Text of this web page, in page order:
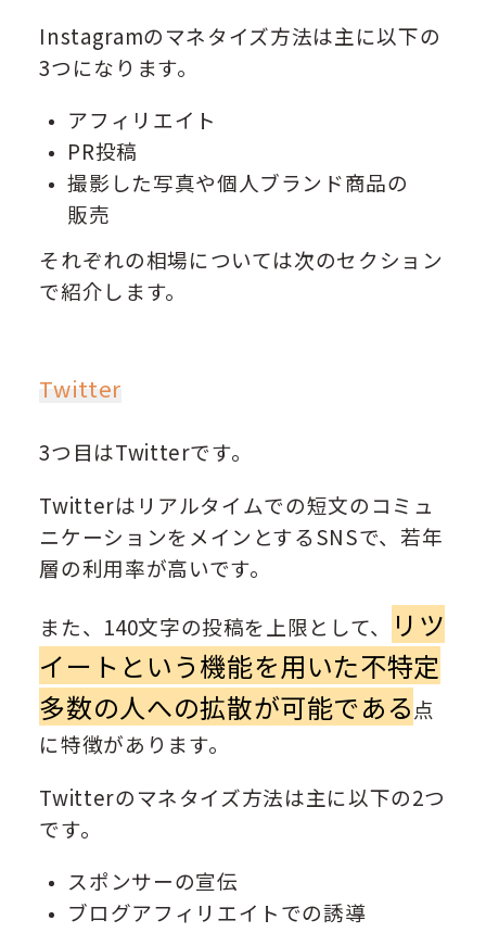
Instagramのマネタイズ方法は主に以下の
3つになります。
アフィリエイト
PR投稿
撮影した写真や個人ブランド商品の
販売
それぞれの相場については次のセクション
で紹介します。
Twitter
3つ目はTwitterです。
Twitterはリアルタイムでの短文のコミュ
ニケーションをメインとするSNSで、若年
層の利用率が高いです。
また、140文字の投稿を上限として、
リツ
イートという機能を用いた不特定
多数の人への拡散が可能である点
に特徴があります。
Twitterのマネタイズ方法は主に以下の2つ
です。
スポンサーの宣伝
ブログアフィリエイトでの誘導